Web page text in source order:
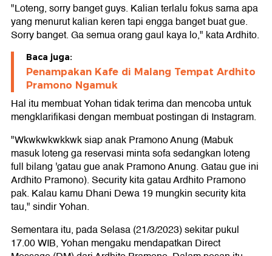
"Loteng, sorry banget guys. Kalian terlalu fokus sama apa
yang menurut kalian keren tapi engga banget buat gue.
Sorry banget. Ga semua orang gaul kaya lo," kata Ardhito.
Baca juga:
Penampakan Kafe di Malang Tempat Ardhito
Pramono Ngamuk
Hal itu membuat Yohan tidak terima dan mencoba untuk
mengklarifikasi dengan membuat postingan di Instagram.
"Wkwkwkwkkwk siap anak Pramono Anung (Mabuk
masuk loteng ga reservasi minta sofa sedangkan loteng
full bilang 'gatau gue anak Pramono Anung. Gatau gue ini
Ardhito Pramono). Security kita gatau Ardhito Pramono
pak. Kalau kamu Dhani Dewa 19 mungkin security kita
tau," sindir Yohan.
Sementara itu, pada Selasa (21/3/2023) sekitar pukul
17.00 WIB, Yohan mengaku mendapatkan Direct